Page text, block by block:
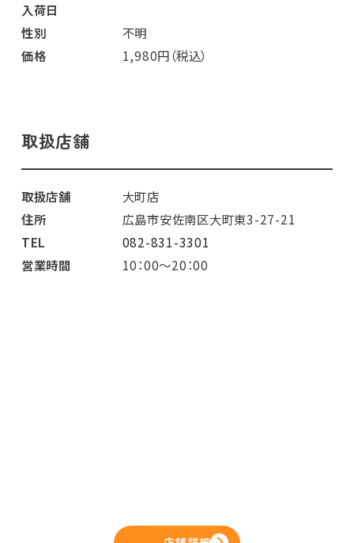
入荷日
性別
不明
価格
1,980円（税込）
取扱店舗
取扱店舗
大町店
住所
広島市安佐南区大町東3-27-21
TEL
082-831-3301
営業時間
10：00～20：00